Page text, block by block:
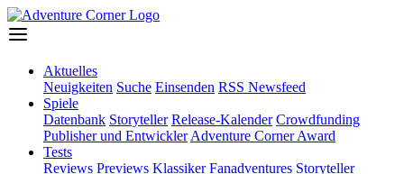
Aktuelles
Neuigkeiten Suche Einsenden RSS Newsfeed
Spiele
Datenbank Storyteller Release-Kalender Crowdfunding
Publisher und Entwickler Adventure Corner Award
Tests
Reviews Previews Klassiker Fanadventures Storyteller